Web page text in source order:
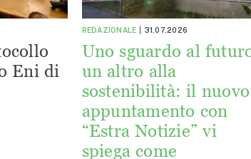
Eni di
REDAZIONALE 31.07.2026
Uno sguardo al
un altro alla
sostenibilità: il nuovo
appuntamento con
“Estra Notizie” vi
spiega come